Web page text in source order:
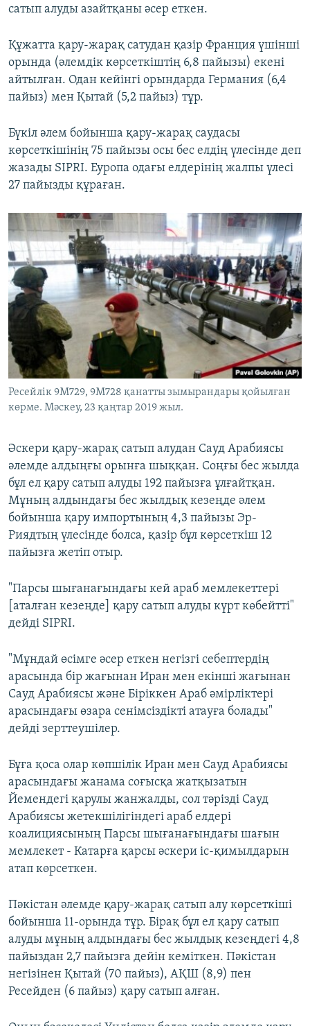
сатып алуды азайтқаны әсер еткен.
Құжатта қару-жарақ сатудан қазір Франция үшінші
орында (әлемдік көрсеткіштің 6,8 пайызы) екені
айтылған. Одан кейінгі орындарда Германия (6,4
пайыз) мен Қытай (5,2 пайыз) тұр.
Бүкіл әлем бойынша қару-жарақ саудасы
көрсеткішінің 75 пайызы осы бес елдің үлесінде деп
жазады SIPRI. Еуропа одағы елдерінің жалпы үлесі
27 пайызды құраған.
Ресейлік 9М729, 9M728 қанатты зымырандары қойылған
көрме. Мәскеу, 23 қаңтар 2019 жыл.
Әскери қару-жарақ сатып алудан Сауд Арабиясы
әлемде алдыңғы орынға шыққан. Соңғы бес жылда
бұл ел қару сатып алуды 192 пайызға ұлғайтқан.
Мұның алдындағы бес жылдық кезеңде әлем
бойынша қару импортының 4,3 пайызы Эр-
Риядтың үлесінде болса, қазір бұл көрсеткіш 12
пайызға жетіп отыр.
"Парсы шығанағындағы кей араб мемлекеттері
[аталған кезеңде] қару сатып алуды күрт көбейтті"
дейді SIPRI.
"Мұндай өсімге әсер еткен негізгі себептердің
арасында бір жағынан Иран мен екінші жағынан
Сауд Арабиясы және Біріккен Араб әмірліктері
арасындағы өзара сенімсіздікті атауға болады"
дейді зерттеушілер.
Бұға қоса олар көпшілік Иран мен Сауд Арабиясы
арасындағы жанама соғысқа жатқызатын
Йемендегі қарулы жанжалды, сол тәрізді Сауд
Арабиясы жетекшілігіндегі араб елдері
коалициясының Парсы шығанағындағы шағын
мемлекет - Катарға қарсы әскери іс-қимылдарын
атап көрсеткен.
Пәкістан әлемде қару-жарақ сатып алу көрсеткіші
бойынша 11-орында тұр. Бірақ бұл ел қару сатып
алуды мұның алдындағы бес жылдық кезеңдегі 4,8
пайыздан 2,7 пайызға дейін кеміткен. Пәкістан
негізінен Қытай (70 пайыз), АҚШ (8,9) пен
Ресейден (6 пайыз) қару сатып алған.